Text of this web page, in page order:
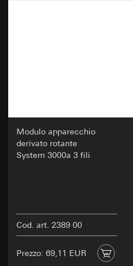
Modulo apparecchio
derivato rotante
System 3000a 3 fili
Cod. art. 2389 00
Prezzo: 69,11 EUR